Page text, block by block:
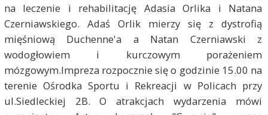
na leczenie i rehabilitację Adasia Orlika i Natana
Czerniawskiego. Adaś Orlik mierzy się z dystrofią
mięśniową Duchenne'a a Natan Czerniawski z
wodogłowiem i kurczowym porażeniem
mózgowym.Impreza rozpocznie się o godzinie 15.00 na
terenie Ośrodka Sportu i Rekreacji w Policach przy
ul.Siedleckiej 2B. O atrakcjach wydarzenia mówi